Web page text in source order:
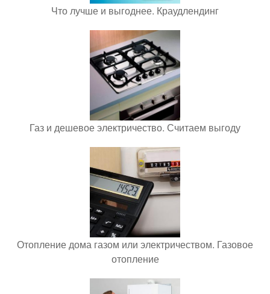
Что лучше и выгоднее. Краудлендинг
Газ и дешевое электричество. Считаем выгоду
Отопление дома газом или электричеством. Газовое
отопление